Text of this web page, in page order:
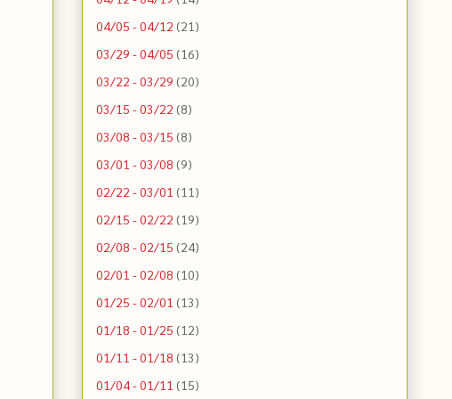
04/05 - 04/12 (21)
03/29 - 04/05 (16)
03/22 - 03/29 (20)
03/15 - 03/22 (8)
03/08 - 03/15 (8)
03/01 - 03/08 (9)
02/22 - 03/01 (11)
02/15 - 02/22 (19)
02/08 - 02/15 (24)
02/01 - 02/08 (10)
01/25 - 02/01 (13)
01/18 - 01/25 (12)
01/11 - 01/18 (13)
01/04 - 01/11 (15)